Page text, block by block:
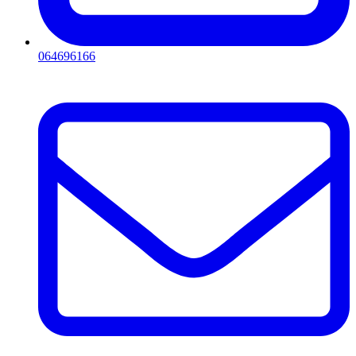
064696166